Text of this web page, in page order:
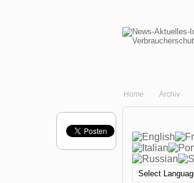
Home Archiv